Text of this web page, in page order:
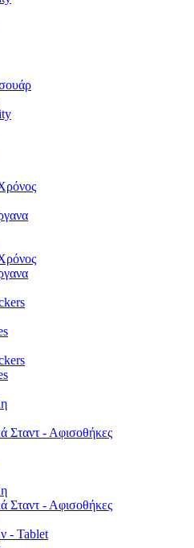
Σταντ - Αφισοθήκες
Σταντ - Αφισοθήκες
- Tablet